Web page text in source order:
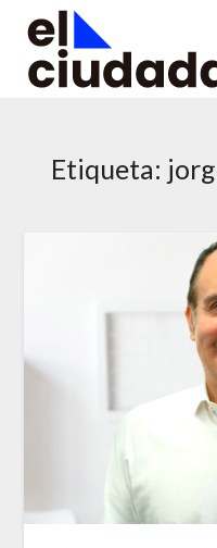
contenido
Etiqueta: